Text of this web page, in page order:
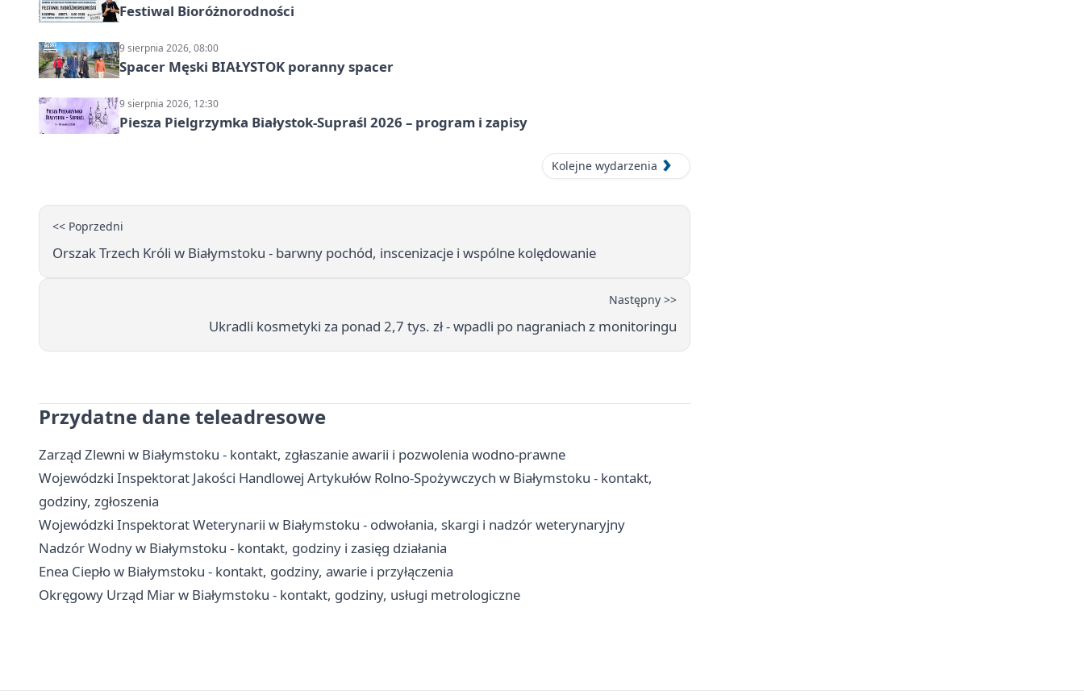
Festiwal Bioróżnorodności
9 sierpnia 2026, 08:00
Spacer Męski BIAŁYSTOK poranny spacer
9 sierpnia 2026, 12:30
Piesza Pielgrzymka Białystok-Supraśl 2026 – program i zapisy
Kolejne wydarzenia
<< Poprzedni
Orszak Trzech Króli w Białymstoku - barwny pochód, inscenizacje i wspólne kolędowanie
Następny >>
Ukradli kosmetyki za ponad 2,7 tys. zł - wpadli po nagraniach z monitoringu
Przydatne dane teleadresowe
Zarząd Zlewni w Białymstoku - kontakt, zgłaszanie awarii i pozwolenia wodno-prawne
Wojewódzki Inspektorat Jakości Handlowej Artykułów Rolno-Spożywczych w Białymstoku - kontakt,
godziny, zgłoszenia
Wojewódzki Inspektorat Weterynarii w Białymstoku - odwołania, skargi i nadzór weterynaryjny
Nadzór Wodny w Białymstoku - kontakt, godziny i zasięg działania
Enea Ciepło w Białymstoku - kontakt, godziny, awarie i przyłączenia
Okręgowy Urząd Miar w Białymstoku - kontakt, godziny, usługi metrologiczne